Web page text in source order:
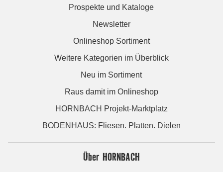
Prospekte und Kataloge
Newsletter
Onlineshop Sortiment
Weitere Kategorien im Überblick
Neu im Sortiment
Raus damit im Onlineshop
HORNBACH Projekt-Marktplatz
BODENHAUS: Fliesen. Platten. Dielen
Über HORNBACH